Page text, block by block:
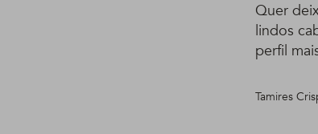
Quer
lindos
perfil
Tamires